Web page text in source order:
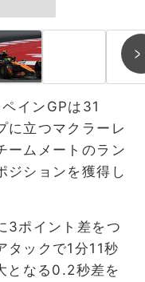
インGPは31
に立つマクラーレ
ームメートのラン
ジションを獲得し
3ポイント差をつ
タックで1分11秒
となる0.2秒差を